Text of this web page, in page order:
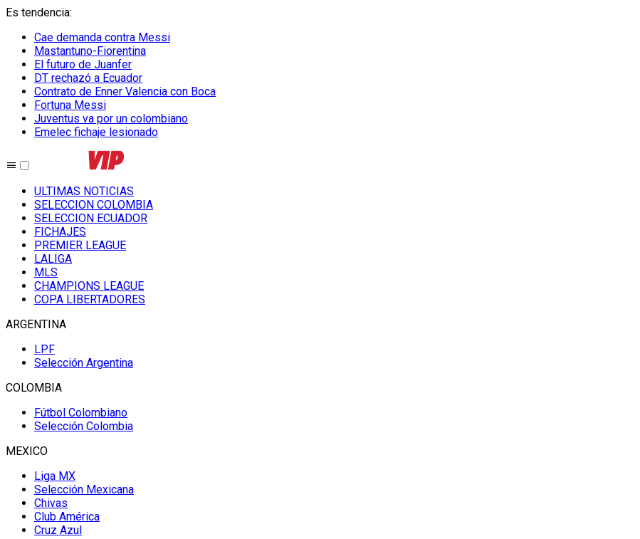
Es tendencia:
Cae demanda contra Messi
Mastantuno-Fiorentina
El futuro de Juanfer
DT rechazó a Ecuador
Contrato de Enner Valencia con Boca
Fortuna Messi
Juventus va por un colombiano
Emelec fichaje lesionado
ULTIMAS NOTICIAS
SELECCION COLOMBIA
SELECCION ECUADOR
FICHAJES
PREMIER LEAGUE
LALIGA
MLS
CHAMPIONS LEAGUE
COPA LIBERTADORES
ARGENTINA
LPF
Selección Argentina
COLOMBIA
Fútbol Colombiano
Selección Colombia
MEXICO
Liga MX
Selección Mexicana
Chivas
Club América
Cruz Azul